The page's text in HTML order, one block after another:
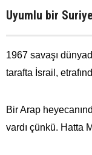
Uyumlu bir Suriye
1967 savaşı
tarafta İsrail,
Bir Arap
vardı çünkü. Hatta